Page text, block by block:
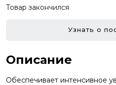
Товар закончился
Узнать о
Описание
Обеспечивает интенсивное